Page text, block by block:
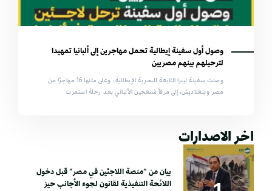
وصول أول سفينة إيطالية تحمل مهاجرين إلى ألبانيا تمهيدا
لترحيلهم بينهم مصريين
وصلت سفينة ليبرا التابعة للبحرية الإيطالية، وعلى متنها 16 مهاجرًا من
مصر وبنغلاديش، إلى مرفأ شنغجين الألباني بعد رحلة استمرت
اخر الاصدارات
بيان من “منصة اللاجئين في مصر” قبل دخول
اللائحة التنفيذية لقانون لجوء الأجانب حيز